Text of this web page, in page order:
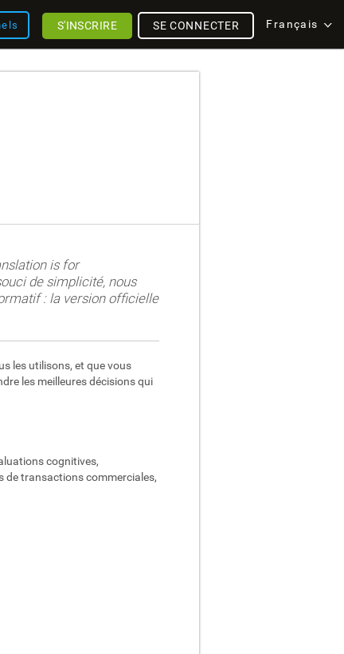
Français
SE CONNECTER
S'INSCRIRE
is for
de simplicité, nous
: la version officielle
les utilisons, et que vous
les meilleures décisions qui
cognitives,
de transactions commerciales,